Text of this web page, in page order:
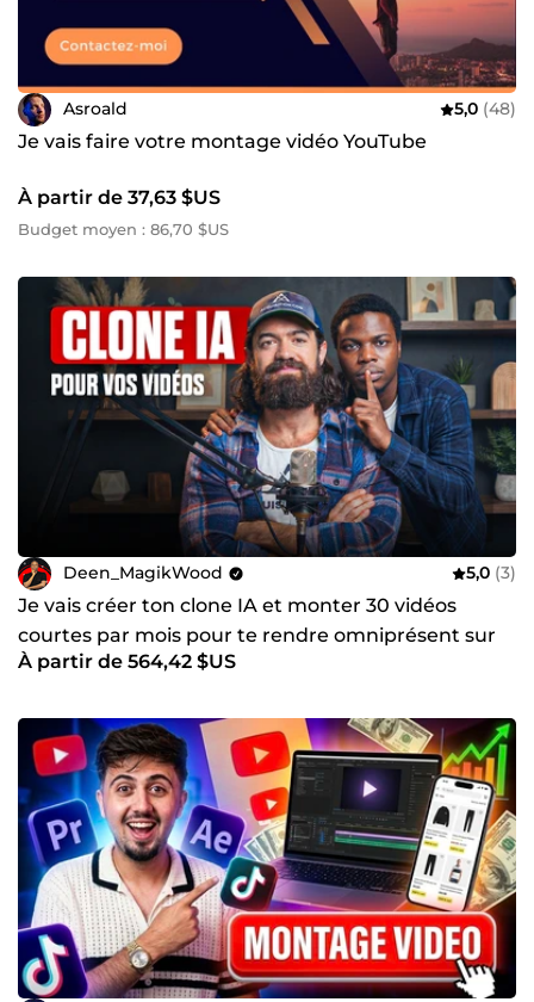
Asroald 5,0 (48)
Je vais faire votre montage vidéo YouTube
À partir de 37,63 $US
Budget moyen : 86,70 $US
Deen_MagikWood 5,0 (3)
Je vais créer ton clone IA et monter 30 vidéos
courtes par mois pour te rendre omniprésent sur
les réseaux
À partir de 564,42 $US